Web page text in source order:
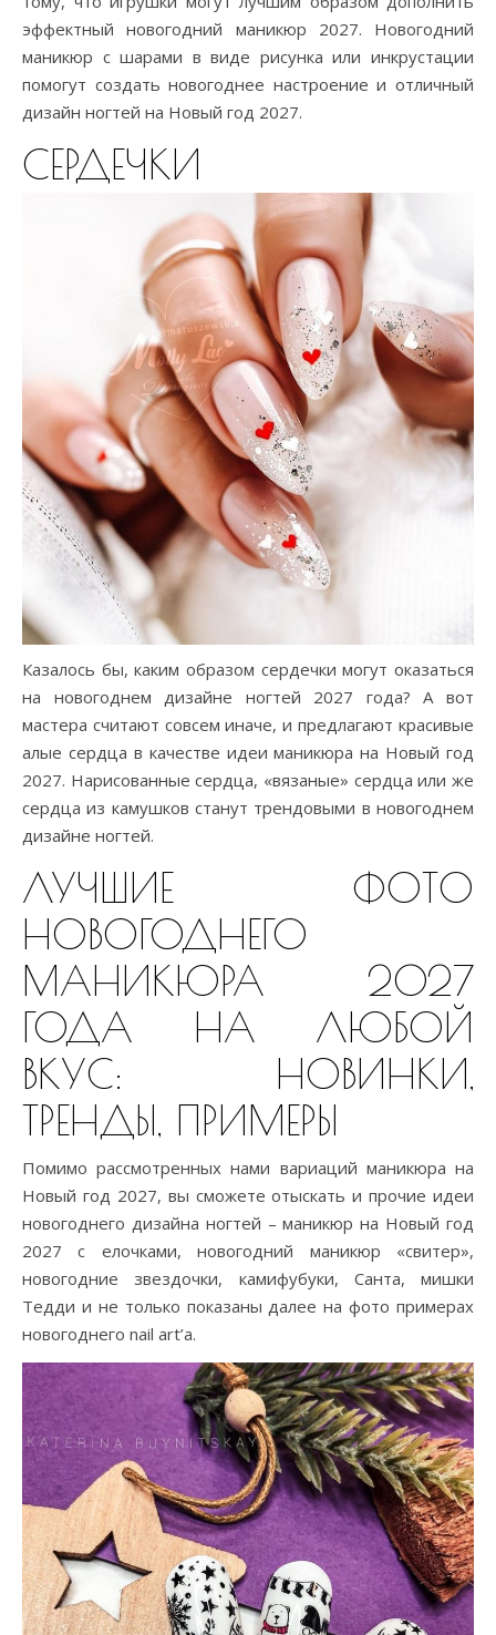
эффектный новогодний маникюр 2027. Новогодний
маникюр с шарами в виде рисунка или инкрустации
помогут создать новогоднее настроение и отличный
дизайн ногтей на Новый год 2027.
СЕРДЕЧКИ
Казалось бы, каким образом сердечки могут оказаться
на новогоднем дизайне ногтей 2027 года? А вот
мастера считают совсем иначе, и предлагают красивые
алые сердца в качестве идеи маникюра на Новый год
2027. Нарисованные сердца, «вязаные» сердца или же
сердца из камушков станут трендовыми в новогоднем
дизайне ногтей.
ЛУЧШИЕ ФОТО
НОВОГОДНЕГО
МАНИКЮРА 2027
ГОДА НА ЛЮБОЙ
ВКУС: НОВИНКИ,
ТРЕНДЫ, ПРИМЕРЫ
Помимо рассмотренных нами вариаций маникюра на
Новый год 2027, вы сможете отыскать и прочие идеи
новогоднего дизайна ногтей – маникюр на Новый год
2027 с елочками, новогодний маникюр «свитер»,
новогодние звездочки, камифубуки, Санта, мишки
Тедди и не только показаны далее на фото примерах
новогоднего nail art’а.